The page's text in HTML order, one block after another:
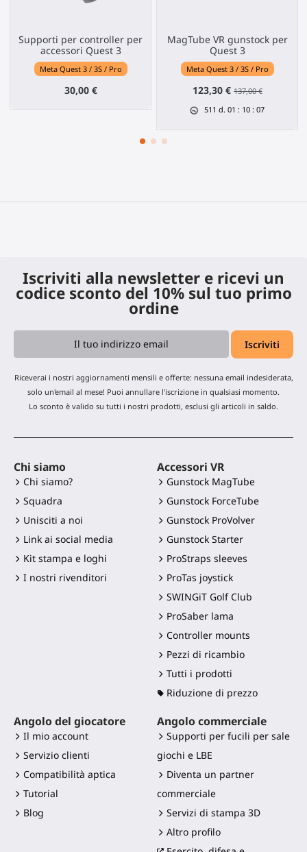
Supporti per controller per
accessori Quest 3
Meta Quest 3 / 3S / Pro
30,00 €
MagTube VR gunstock per
Quest 3
Meta Quest 3 / 3S / Pro
123,30 € 137,00 €
511 d. 01 : 10 :07
Iscriviti alla newsletter e ricevi un
codice sconto del 10% sul tuo primo
ordine
Riceverai i nostri aggiornamenti mensili e offerte: nessuna email indesiderata,
solo un'email al mese! Puoi annullare l'iscrizione in qualsiasi momento.
Lo sconto è valido su tutti i nostri prodotti, esclusi gli articoli in saldo.
Chi siamo
Chi siamo?
Squadra
Unisciti a noi
Link ai social media
Kit stampa e loghi
I nostri rivenditori
Accessori VR
Gunstock MagTube
Gunstock ForceTube
Gunstock ProVolver
Gunstock Starter
ProStraps sleeves
ProTas joystick
SWINGiT Golf Club
ProSaber lama
Controller mounts
Pezzi di ricambio
Tutti i prodotti
Riduzione di prezzo
Angolo del giocatore
Il mio account
Servizio clienti
Compatibilità aptica
Tutorial
Blog
Angolo commerciale
Supporti per fucili per sale
giochi e LBE
Diventa un partner
commerciale
Servizi di stampa 3D
Altro profilo